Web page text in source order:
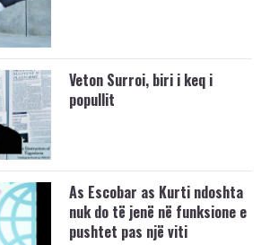
Veton Surroi, biri i keq i
popullit
As Escobar as Kurti ndoshta
nuk do të jenë në funksione e
pushtet pas një viti